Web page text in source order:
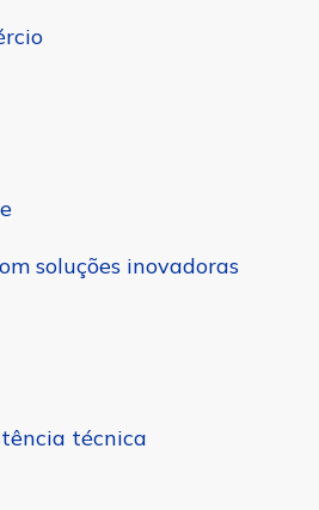
soluções inovadoras
técnica